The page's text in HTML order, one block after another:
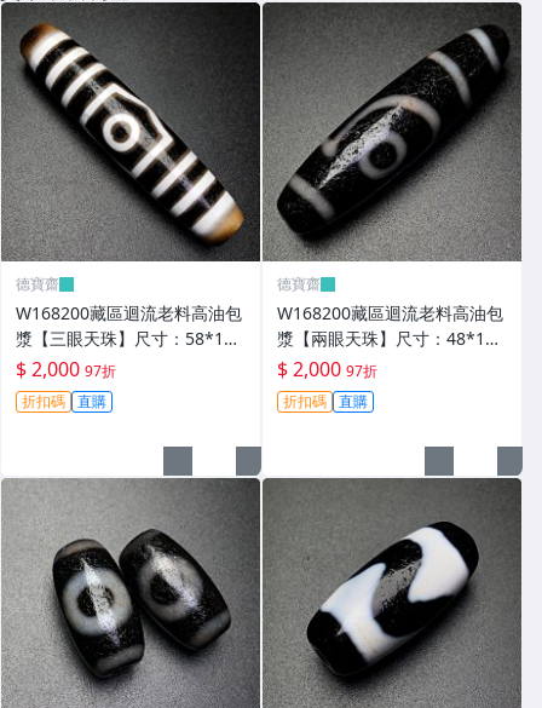
德寶齋
W168200藏區迴流老料高油包
漿【三眼天珠】尺寸：58*13
毫米 重量15.2克馬蹄清紋晰 天
珠 瑪瑙 文玩【德寶齋】499
$ 2,000 97折
折扣碼 直購
德寶齋
W168200藏區迴流老料高油包
漿【兩眼天珠】尺寸：48*12
毫米 重量11克圖騰清晰流暢
天珠 瑪瑙 文玩【德寶齋】498
$ 2,000 97折
折扣碼 直購